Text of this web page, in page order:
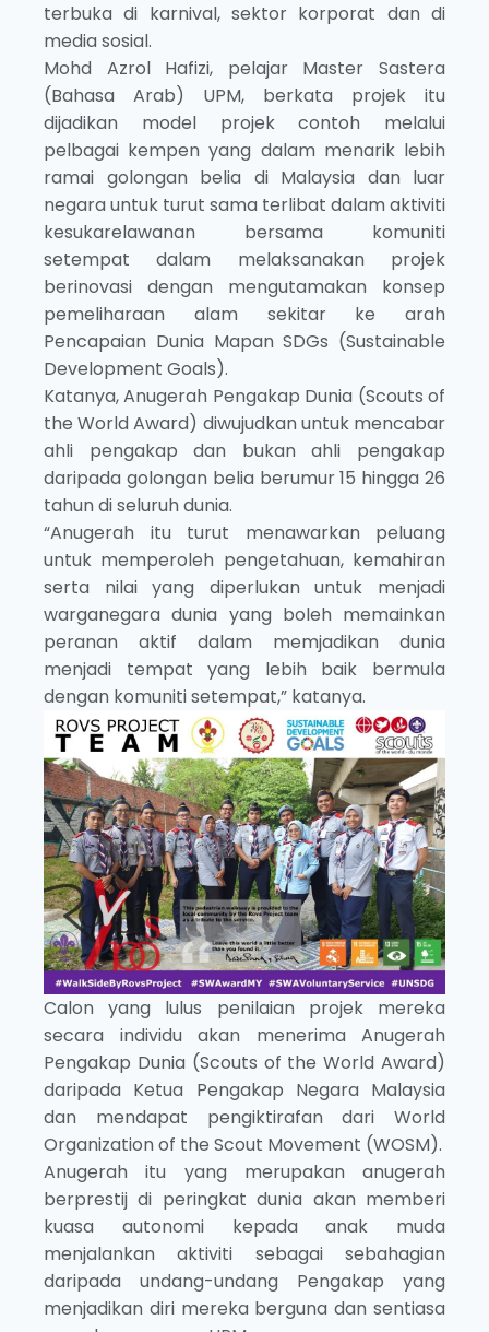
terbuka di karnival, sektor korporat dan di
media sosial.
Mohd Azrol Hafizi, pelajar Master Sastera
(Bahasa Arab) UPM, berkata projek itu
dijadikan model projek contoh melalui
pelbagai kempen yang dalam menarik lebih
ramai golongan belia di Malaysia dan luar
negara untuk turut sama terlibat dalam aktiviti
kesukarelawanan bersama komuniti
setempat dalam melaksanakan projek
berinovasi dengan mengutamakan konsep
pemeliharaan alam sekitar ke arah
Pencapaian Dunia Mapan SDGs (Sustainable
Development Goals).
Katanya, Anugerah Pengakap Dunia (Scouts of
the World Award) diwujudkan untuk mencabar
ahli pengakap dan bukan ahli pengakap
daripada golongan belia berumur 15 hingga 26
tahun di seluruh dunia.
“Anugerah itu turut menawarkan peluang
untuk memperoleh pengetahuan, kemahiran
serta nilai yang diperlukan untuk menjadi
warganegara dunia yang boleh memainkan
peranan aktif dalam memjadikan dunia
menjadi tempat yang lebih baik bermula
dengan komuniti setempat,” katanya.
Calon yang lulus penilaian projek mereka
secara individu akan menerima Anugerah
Pengakap Dunia (Scouts of the World Award)
daripada Ketua Pengakap Negara Malaysia
dan mendapat pengiktirafan dari World
Organization of the Scout Movement (WOSM).
Anugerah itu yang merupakan anugerah
berprestij di peringkat dunia akan memberi
kuasa autonomi kepada anak muda
menjalankan aktiviti sebagai sebahagian
daripada undang-undang Pengakap yang
menjadikan diri mereka berguna dan sentiasa